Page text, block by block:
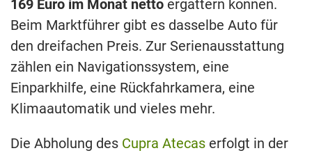
169 Euro im Monat netto ergattern können.
Beim Marktführer gibt es dasselbe Auto für
den dreifachen Preis. Zur Serienausstattung
zählen ein Navigationssystem, eine
Einparkhilfe, eine Rückfahrkamera, eine
Klimaautomatik und vieles mehr.
Die Abholung des Cupra Atecas erfolgt in der